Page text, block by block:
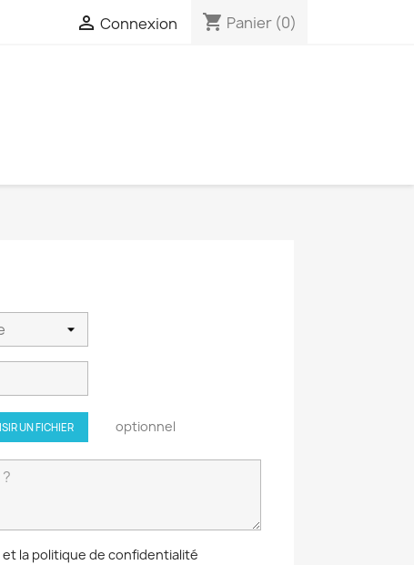
 Connexion shopping_cart Panier (0)
UN FICHIER optionnel
la politique de confidentialité